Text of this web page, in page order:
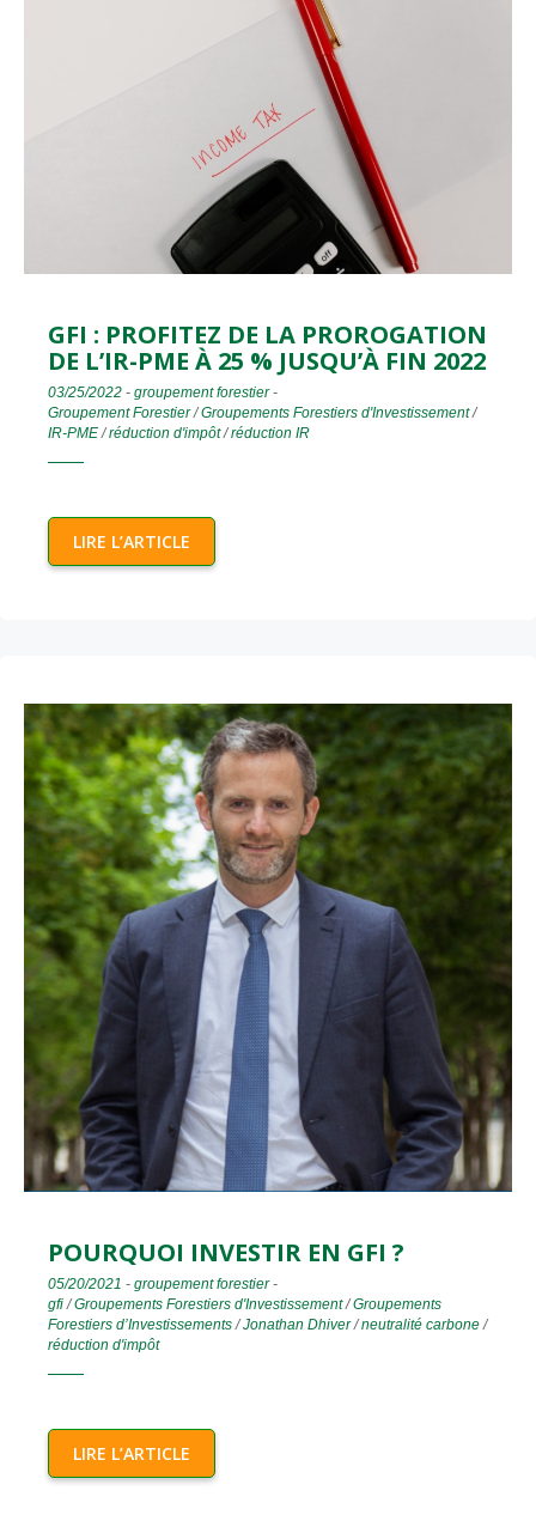
GFI : PROFITEZ DE LA PROROGATION
DE L’IR-PME À 25 % JUSQU’À FIN 2022
03/25/2022 - groupement forestier-
Groupement Forestier/Groupements Forestiers d'Investissement/
IR-PME/réduction d'impôt/réduction IR
LIRE L’ARTICLE
POURQUOI INVESTIR EN GFI ?
05/20/2021 - groupement forestier-
gfi/Groupements Forestiers d'Investissement/Groupements
Forestiers d’Investissements/Jonathan Dhiver/neutralité carbone/
réduction d'impôt
LIRE L’ARTICLE